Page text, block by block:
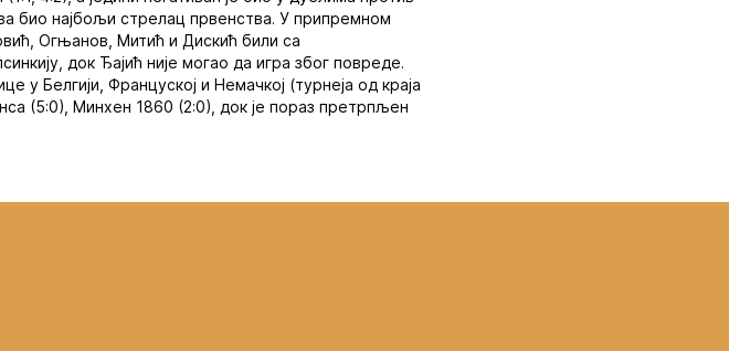
био најбољи стрелац првенства. У припремном
Огњанов, Митић и Дискић били са
док Ђајић није могао да игра због повреде.
у Белгији, Француској и Немачкој (турнеја од краја
(5:0), Минхен 1860 (2:0), док је пораз претрпљен